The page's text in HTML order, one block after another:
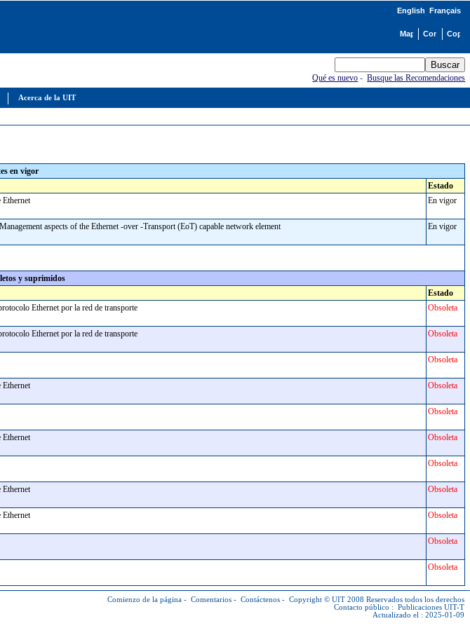
Acerca de la UIT
English Français
Qué es nuevo -Busque las Recomendaciones
en vigor
Estado
Ethernet En vigor
aspects of the Ethernet -over -Transport (EoT) capable network element En vigor
y suprimidos
Estado
Ethernet por la red de transporte Obsoleta
Ethernet por la red de transporte Obsoleta
Obsoleta
Ethernet Obsoleta
Obsoleta
Ethernet Obsoleta
Obsoleta
Ethernet Obsoleta
Ethernet Obsoleta
Obsoleta
Obsoleta
Comienzo de la página - Comentarios - Contáctenos - Copyright © UIT 2008 Reservados todos los derechos
Contacto público : Publicaciones UIT-T
Actualizado el : 2025-01-09